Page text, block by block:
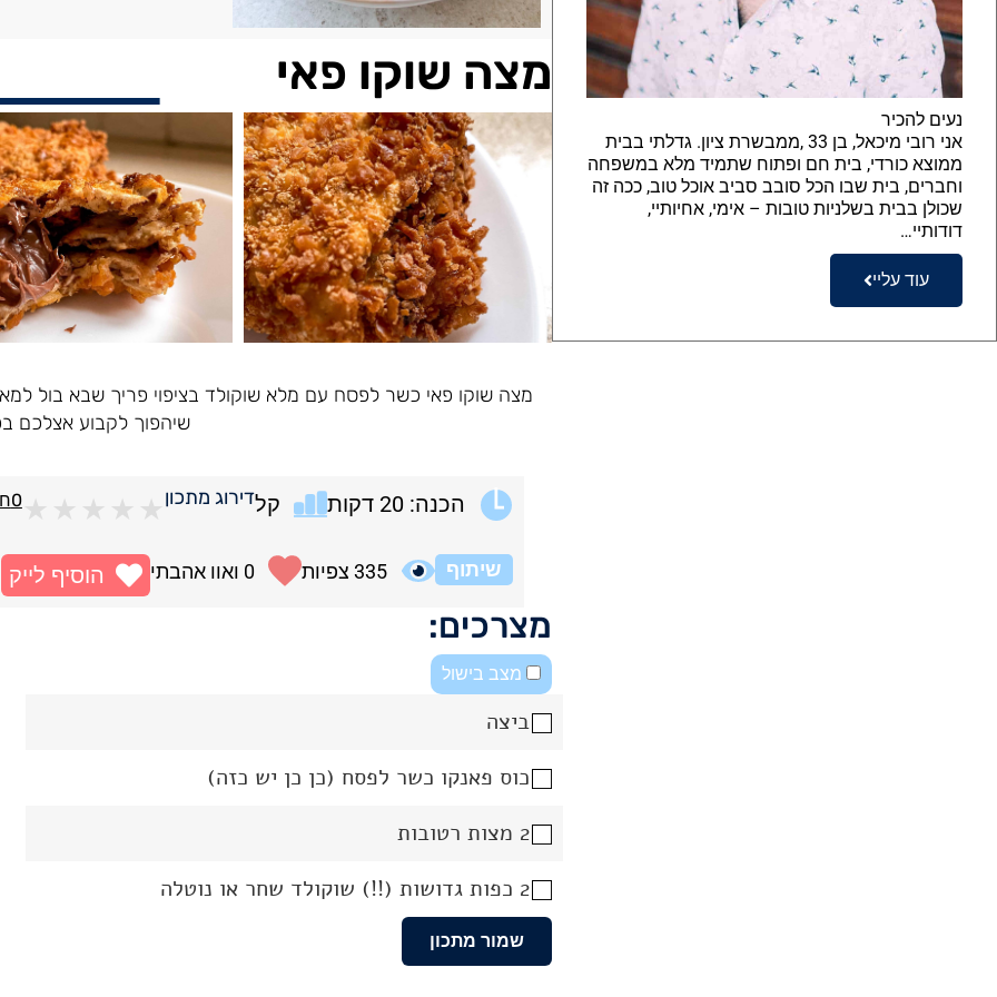
נעים להכיר
אני רובי מיכאל, בן 33 ,ממבשרת ציון. גדלתי בבית
ממוצא כורדי, בית חם ופתוח שתמיד מלא במשפחה
וחברים, בית שבו הכל סובב סביב אוכל טוב, ככה זה
שכולן בבית בשלניות טובות – אימי, אחיותיי,
דודותיי…
עוד עליי
מצה שוקו פאי
מצה שוקו פאי כשר לפסח עם מלא שוקולד בציפוי פריך שבא בול
שיהפוך לקבוע אצלכם
הכנה: 20 דקות קלדירוג מתכון★
★
★
★
★
0
שיתוף 335צפיות 0 ואוו אהבתי הוסיף לייק
מצרכים:
מצב בישול
ביצה
כוס פאנקו כשר לפסח (כן כן יש כזה)
2 מצות רטובות
2 כפות גדושות (!!) שוקולד שחר או נוטלה
שמור מתכון